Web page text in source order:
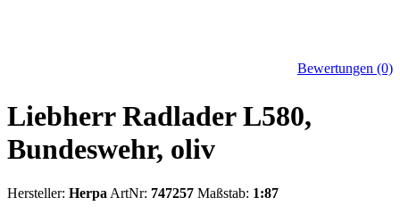
Bewertungen (0)
Liebherr Radlader L580,
Bundeswehr, oliv
Hersteller: Herpa ArtNr: 747257 Maßstab: 1:87